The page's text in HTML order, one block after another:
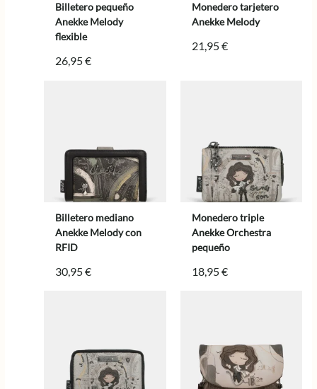
Billetero pequeño
Anekke Melody
flexible
26,95€
Monedero tarjetero
Anekke Melody
21,95€
Billetero mediano
Anekke Melody con
RFID
30,95€
Monedero triple
Anekke Orchestra
pequeño
18,95€